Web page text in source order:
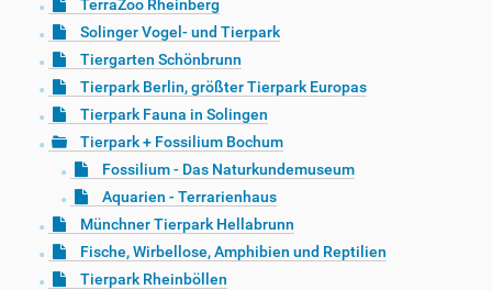
TerraZoo Rheinberg
Solinger Vogel- und Tierpark
Tiergarten Schönbrunn
Tierpark Berlin, größter Tierpark Europas
Tierpark Fauna in Solingen
Tierpark + Fossilium Bochum
Fossilium - Das Naturkundemuseum
Aquarien - Terrarienhaus
Münchner Tierpark Hellabrunn
Fische, Wirbellose, Amphibien und Reptilien
Tierpark Rheinböllen